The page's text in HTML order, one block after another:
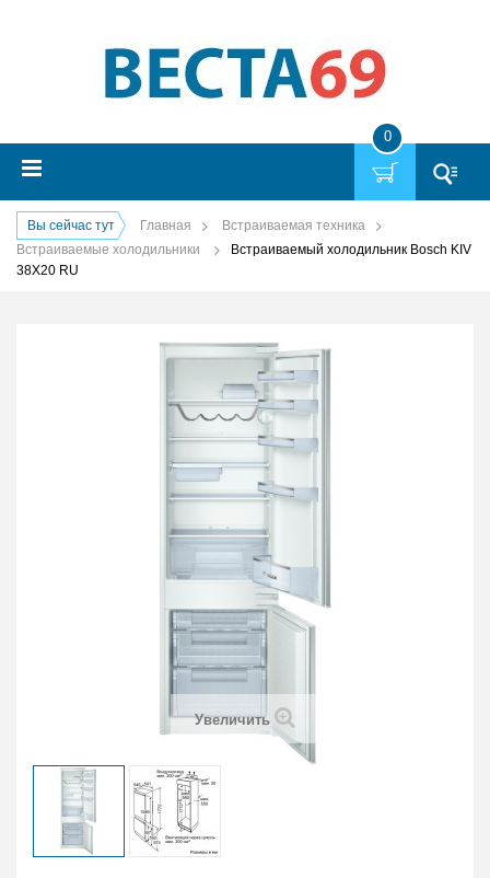
0
Вы сейчас тут Главная
Встраиваемая техника
Встраиваемые холодильники
Встраиваемый холодильник Bosch KIV
38X20 RU
Увеличить